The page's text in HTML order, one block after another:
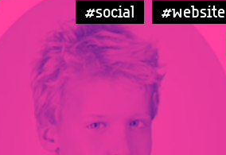
#social
#website